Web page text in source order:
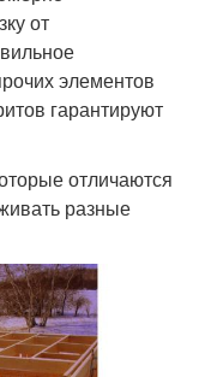
от
элементов
гарантируют
отличаются
разные